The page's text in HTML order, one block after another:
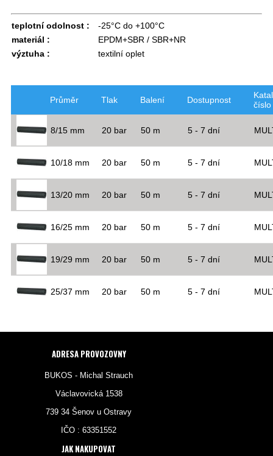
teplotní odolnost :
-25°C do +100°C
materiál :
EPDM+SBR / SBR+NR
výztuha :
textilní oplet
Průměr Tlak Balení Dostupnost
číslo
8/15 mm 20 bar 50 m 5 - 7 dní
10/18 mm 20 bar 50 m 5 - 7 dní
13/20 mm 20 bar 50 m 5 - 7 dní
16/25 mm 20 bar 50 m 5 - 7 dní
19/29 mm 20 bar 50 m 5 - 7 dní
25/37 mm 20 bar 50 m 5 - 7 dní
ADRESA PROVOZOVNY
BUKOS - Michal Strauch
Václavovická 1538
739 34 Šenov u Ostravy
IČO : 63351552
JAK NAKUPOVAT